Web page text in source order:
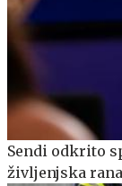
Sendi odkrito
življenjska